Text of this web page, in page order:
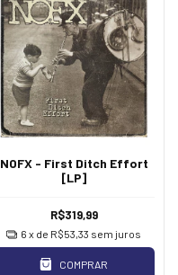
NOFX - First Ditch Effort
[LP]
R$319,99
6 x de R$53,33 sem juros
COMPRAR